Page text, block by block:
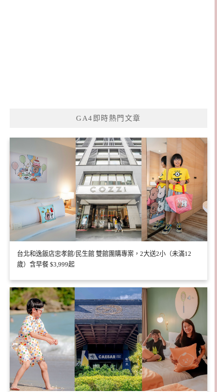
GA4即時熱門文章
台北和逸飯店忠孝館/民生館 雙館團購專案，2大送2小（未滿12
歲）含早餐 $3,999起